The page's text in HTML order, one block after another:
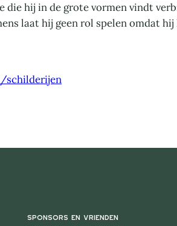
hij in de grote vormen vindt
laat hij geen rol spelen omdat
schilderijen
Sponsors en vrienden